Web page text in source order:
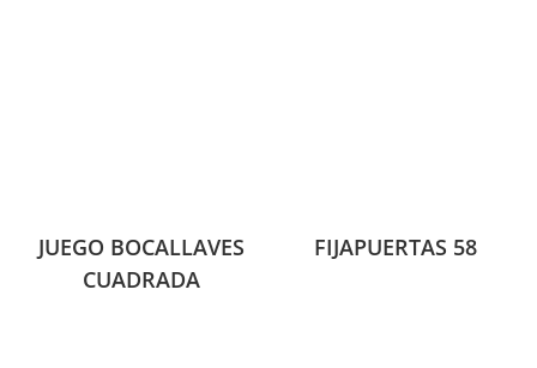
JUEGO BOCALLAVES
CUADRADA
FIJAPUERTAS 58